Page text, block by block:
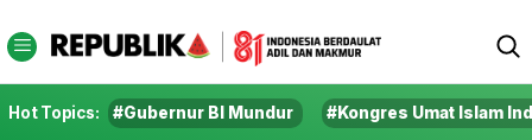
Hot Topics: #Gubernur BI Mundur #Kongres Umat Islam